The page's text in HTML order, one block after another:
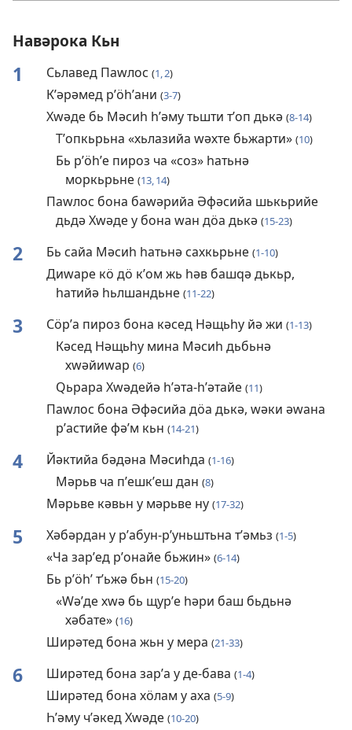
Навәрока Кьн
1 Сьлавед Паԝлос (1, 2)
Кʹәрәмед рʹӧһʹани (3-7)
Хԝәде бь Мәсиһ һʹәму тьшти тʹоп дькә (8-14)
Тʹопкьрьна «хьлазийа ԝәхте бьжарти» (10)
Бь рʹӧһʹе пироз ча «соз» һатьнә
моркьрьне (13, 14)
Паԝлос бона баԝәрийа Әфәсийа шькьрийе
дьдә Хԝәде у бона ԝан дӧа дькә (15-23)
2 Бь сайа Мәсиһ һатьнә сахкьрьне (1-10)
Диԝаре кӧ дӧ кʹом жь һәв башԛә дькьр,
һатийә һьлшандьне (11-22)
3 Сӧрʹа пироз бона кәсед Нәщьһу йә жи (1-13)
Кәсед Нәщьһу мина Мәсиһ дьбьнә
хԝәйиԝар (6)
Ԛьрара Хԝәдейә һʹәта-һʹәтайе (11)
Паԝлос бона Әфәсийа дӧа дькә, ԝәки әԝана
рʹастийе фәʹм кьн (14-21)
4 Йәктийа бәдәна Мәсиһда (1-16)
Мәрьв ча пʹешкʹеш дан (8)
Мәрьве кәвьн у мәрьве ну (17-32)
5 Хәбәрдан у рʹабун-рʹуньштьна тʹәмьз (1-5)
«Ча зарʹед рʹонайе бьжин» (6-14)
Бь рʹӧһʹ тʹьжә бьн (15-20)
«Ԝәʹде хԝә бь щурʹе һәри баш бьдьнә
хәбате» (16)
Ширәтед бона жьн у мера (21-33)
6 Ширәтед бона зарʹа у де-бава (1-4)
Ширәтед бона хӧлам у аха (5-9)
Һʹәму чʹәкед Хԝәде (10-20)